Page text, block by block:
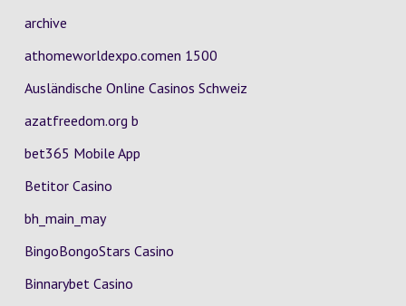
archive
athomeworldexpo.comen 1500
Ausländische Online Casinos Schweiz
azatfreedom.org b
bet365 Mobile App
Betitor Casino
bh_main_may
BingoBongoStars Casino
Binnarybet Casino